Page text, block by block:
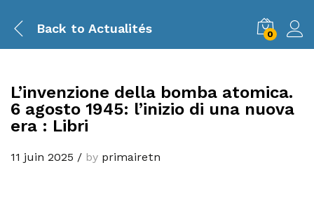
Back to Actualités 0
L’invenzione della bomba atomica.
6 agosto 1945: l’inizio di una nuova
era : Libri
11 juin 2025 / by primairetn